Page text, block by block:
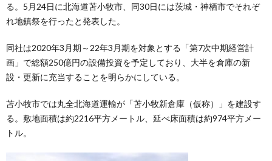
る。5月24日に北海道苫小牧市、同30日には茨城・神栖市でそれぞ
れ地鎮祭を行ったと発表した。
同社は2020年3月期～22年3月期を対象とする「第7次中期経営計
画」で総額250億円の設備投資を予定しており、大半を倉庫の新
設・更新に充当することを明らかにしている。
苫小牧市では丸全北海道運輸が「苫小牧新倉庫（仮称）」を建設す
る。敷地面積は約2216平方メートル、延べ床面積は約974平方メー
トル。